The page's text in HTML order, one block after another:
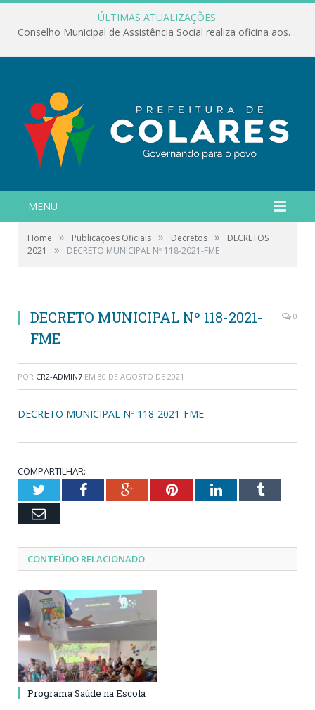
ÚLTIMAS ATUALIZAÇÕES:
Conselho Municipal de Assistência Social realiza oficina aos servidores
MENU
Home » Publicações Oficiais » Decretos »
DECRETOS
2021
» DECRETO MUNICIPAL Nº 118-2021-FME
DECRETO MUNICIPAL Nº 118-2021-
FME
0
POR CR2-ADMIN7 EM 30 DE AGOSTO DE 2021
DECRETO MUNICIPAL Nº 118-2021-FME
COMPARTILHAR:
TwitterFacebookGoogle+PinterestLinkedInTumblr
Email
CONTEÚDO RELACIONADO
Programa Saúde na Escola